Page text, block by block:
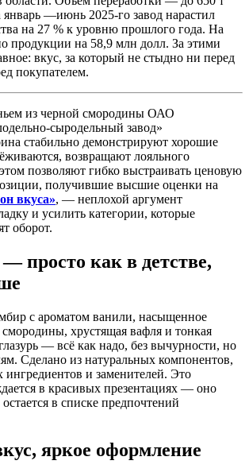
январь —июнь 2025-го завод нарастил
на 27 % к уровню прошлого года. На
продукции на 58,9 млн долл. За этими
вкус, за который не стыдно ни перед
покупателем.
стабильно демонстрируют хорошие
возвращают лояльного
позволяют гибко выстраивать ценовую
получившие высшие оценки на
вкуса», — неплохой аргумент
и усилить категории, которые
оборот.
просто как в детстве,
с ароматом ванили, насыщенное
смородины, хрустящая вафля и тонкая
— всё как надо, без вычурности, но
Сделано из натуральных компонентов,
ингредиентов и заменителей. Это
в красивых презентациях — оно
в списке предпочтений
яркое оформление